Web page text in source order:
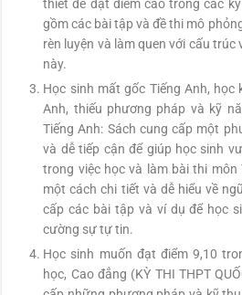
thiết để đạt điểm cao trong các
gồm các bài tập và đề thi mô
rèn luyện và làm quen với cấu trúc
này.
Học sinh mất gốc Tiếng Anh, học
Anh, thiếu phương pháp và kỹ
Tiếng Anh: Sách cung cấp một
và dễ tiếp cận để giúp học sinh
trong việc học và làm bài thi môn
một cách chi tiết và dễ hiểu về
cấp các bài tập và ví dụ để học
cường sự tự tin.
Học sinh muốn đạt điểm 9,10
học, Cao đẳng (KỲ THI THPT